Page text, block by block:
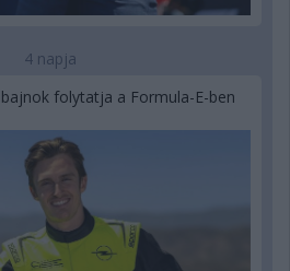
4 napja
folytatja a Formula-E-ben